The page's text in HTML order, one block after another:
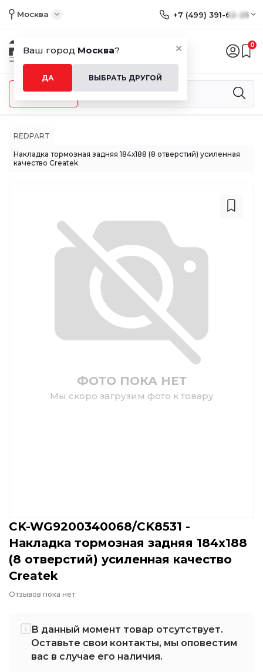
Ваш город Москва?
ДА ВЫБРАТЬ ДРУГОЙ
Москва +7 (499) 391-62-25
0
Меню
REDPART
Накладка тормозная задняя 184х188 (8 отверстий) усиленная
качество Createk
ФОТО ПОКА НЕТ
Мы скоро загрузим фото к товару
CK-WG9200340068/CK8531 -
Накладка тормозная задняя 184х188
(8 отверстий) усиленная качество
Createk
Отзывов пока нет
В данный момент товар отсутствует.
Оставьте свои контакты, мы оповестим
вас в случае его наличия.